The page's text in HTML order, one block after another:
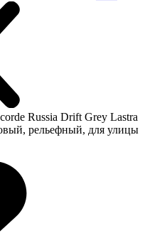
Russia Drift Grey Lastra
рельефный, для улицы